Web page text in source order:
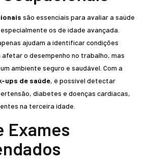
são essenciais para avaliar a saúde
os de idade avançada.
ajudam a identificar condições
afetar o desempenho no trabalho, mas
ambiente seguro e saudável. Com a
ups de saúde, é possível detectar
diabetes e doenças cardíacas,
na terceira idade.
Exames